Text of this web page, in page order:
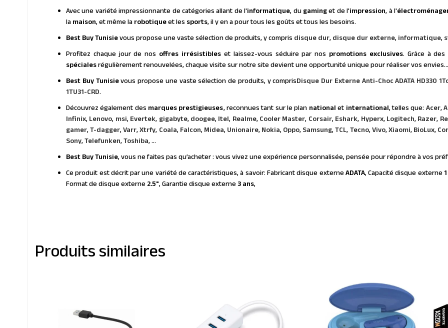
Avec une variété impressionnante de catégories allant de l'informatique, dugaminget de l'impression, à l'
lamaison, et même larobotiqueet les sports, il y en a pour tous les goûts et tous les besoins.
Best Buy Tunisievous propose une vaste sélection de produits, y compris disque dur, disque dur externe, informatique,
Profitez chaque jour de nos offres irrésistibles et laissez-vous séduire par nos promotions exclusives. Grâce à des
spécialesrégulièrement renouvelées, chaque visite sur notre site devient une opportunité unique pour réaliser vos envies…
Best Buy Tunisievous propose une vaste sélection de produits, y comprisDisque Dur Externe Anti-Choc ADATA HD330
1TU31-CRD.
Découvrez également des marques prestigieuses, reconnues tant sur le plan nationalet international, telles que: Acer,
Infinix, Lenovo, msi, Evertek, gigabyte, doogee, Itel, Realme, Cooler Master, Corsair, Eshark, Hyperx, Logitech, Razer,
gamer,T-dagger,Varr,Xtrfy, Coala, Falcon, Midea, Unionaire, Nokia, Oppo, Samsung,TCL, Tecno,Vivo,Xiaomi, BioLux,
Sony,Telefunken,Toshiba, ...
Best Buy Tunisie, vous ne faites pas qu’acheter : vous vivez une expérience personnalisée, pensée pour répondre à vos
Ce produit est décrit par une variété de caractéristiques, à savoir: Fabricant disque externeADATA, Capacité disque externe
Format de disque externe 2.5", Garantie disque externe 3 ans,
Produits similaires